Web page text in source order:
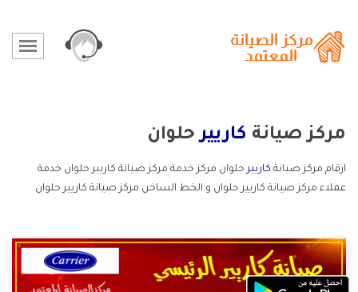
مركز صيانة كارييرحلوان
ارقام مركز صيانة كارييرحلوان مركز خدمة مركز صيانة كاريير حلوان خدمة
عملاء مركز صيانة كاريير حلوان و الخط الساخن مركز صيانة كاريير حلوان.